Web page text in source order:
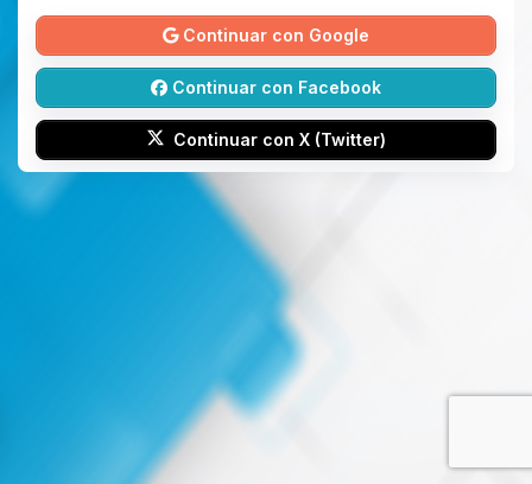
Continuar con Google
Continuar con Facebook
Continuar con X (Twitter)